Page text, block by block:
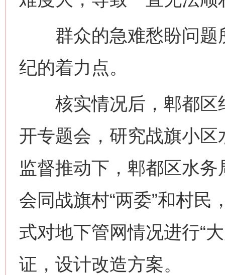
群众的急难愁盼问题
纪的着力点。
核实情况后，郫都区
开专题会，研究战旗小
监督推动下，郫都区水
会同战旗村“两委”和村
式对地下管网情况进行“
证，设计改造方案。